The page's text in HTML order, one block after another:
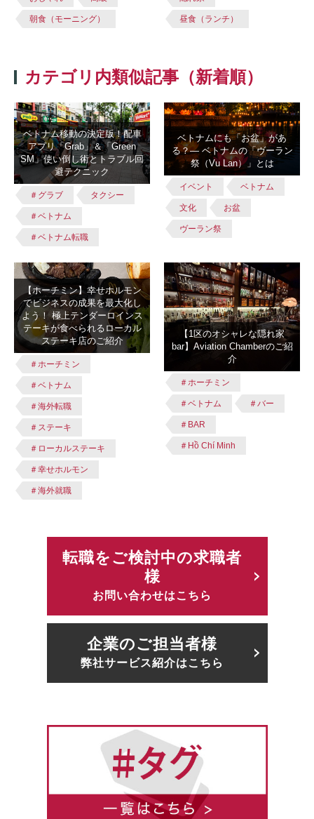
朝食（モーニング） 昼食（ランチ）
カテゴリ内類似記事（新着順）
ベトナム移動の決定版！配車
アプリ「Grab」＆「Green
SM」使い倒し術とトラブル回
避テクニック
＃グラブ タクシー
＃ベトナム
＃ベトナム転職
ベトナムにも「お盆」があ
る？― ベトナムの「ヴーラン
祭（Vu Lan）」とは
イベント ベトナム
文化 お盆
ヴーラン祭
【ホーチミン】幸せホルモン
でビジネスの成果を最大化し
よう！ 極上テンダーロインス
テーキが食べられるローカル
ステーキ店のご紹介
＃ホーチミン
＃ベトナム
＃海外転職
＃ステーキ
＃ローカルステーキ
＃幸せホルモン
＃海外就職
【1区のオシャレな隠れ家
bar】Aviation Chamberのご紹
介
＃ホーチミン
＃ベトナム ＃バー
＃BAR
＃Hồ Chí Minh
転職をご検討中の求職者
様
お問い合わせはこちら
企業のご担当者様
弊社サービス紹介はこちら